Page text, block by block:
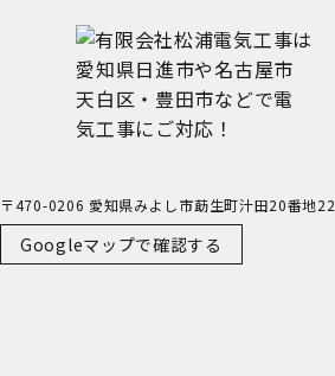
〒470-0206 愛知県みよし市莇生町汁田20番地22
Googleマップで確認する